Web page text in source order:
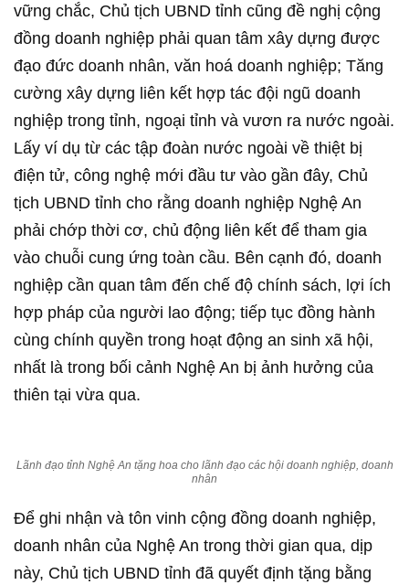
vững chắc, Chủ tịch UBND tỉnh cũng đề nghị cộng
đồng doanh nghiệp phải quan tâm xây dựng được
đạo đức doanh nhân, văn hoá doanh nghiệp; Tăng
cường xây dựng liên kết hợp tác đội ngũ doanh
nghiệp trong tỉnh, ngoại tỉnh và vươn ra nước ngoài.
Lấy ví dụ từ các tập đoàn nước ngoài về thiệt bị
điện tử, công nghệ mới đầu tư vào gần đây, Chủ
tịch UBND tỉnh cho rằng doanh nghiệp Nghệ An
phải chớp thời cơ, chủ động liên kết để tham gia
vào chuỗi cung ứng toàn cầu. Bên cạnh đó, doanh
nghiệp cần quan tâm đến chế độ chính sách, lợi ích
hợp pháp của người lao động; tiếp tục đồng hành
cùng chính quyền trong hoạt động an sinh xã hội,
nhất là trong bối cảnh Nghệ An bị ảnh hưởng của
thiên tại vừa qua.
Lãnh đạo tỉnh Nghệ An tặng hoa cho lãnh đạo các hội doanh nghiệp, doanh
nhân
Để ghi nhận và tôn vinh cộng đồng doanh nghiệp,
doanh nhân của Nghệ An trong thời gian qua, dịp
này, Chủ tịch UBND tỉnh đã quyết định tặng bằng